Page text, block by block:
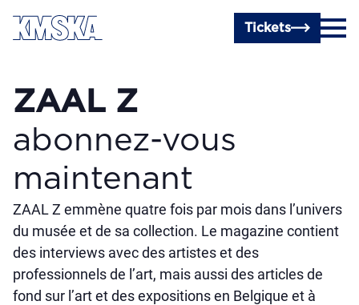
Passer au contenu principal
Tickets
ZAAL Z
abonnez-vous
maintenant
ZAAL Z emmène quatre fois par mois dans l’univers
du musée et de sa collection. Le magazine contient
des interviews avec des artistes et des
professionnels de l’art, mais aussi des articles de
fond sur l’art et des expositions en Belgique et à